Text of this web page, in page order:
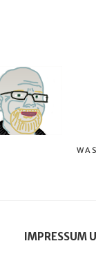
IMPRESSUM